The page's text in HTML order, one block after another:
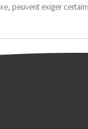
peuvent exiger